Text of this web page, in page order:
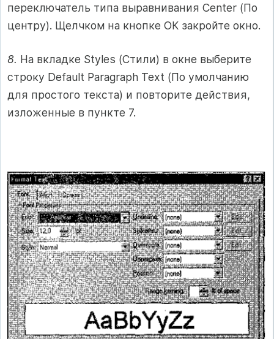
переключатель типа выравнивания Center (По
центру). Щелчком на кнопке ОК закройте окно.
8. На вкладке Styles (Стили) в окне выберите
строку Default Paragraph Text (По умолчанию
для простого текста) и повторите действия,
изложенные в пункте 7.